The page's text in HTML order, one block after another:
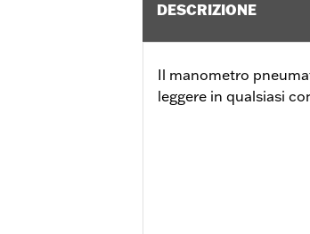
DESCRIZIONE
Il manometro
leggere in qualsiasi